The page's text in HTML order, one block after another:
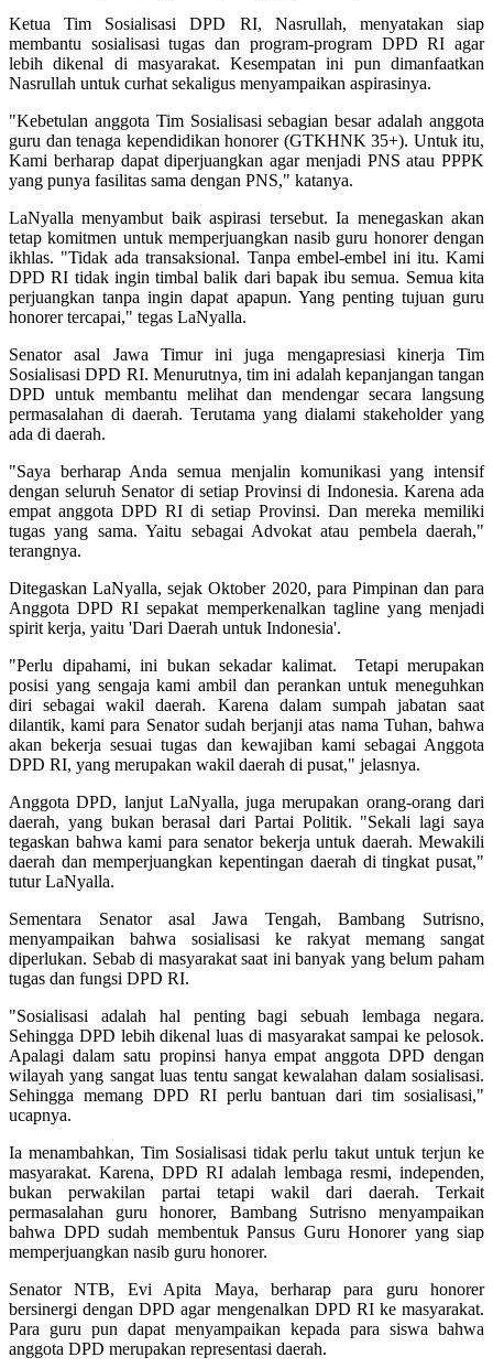
Ketua Tim Sosialisasi DPD RI, Nasrullah, menyatakan siap
membantu sosialisasi tugas dan program-program DPD RI agar
lebih dikenal di masyarakat. Kesempatan ini pun dimanfaatkan
Nasrullah untuk curhat sekaligus menyampaikan aspirasinya.
"Kebetulan anggota Tim Sosialisasi sebagian besar adalah anggota
guru dan tenaga kependidikan honorer (GTKHNK 35+). Untuk itu,
Kami berharap dapat diperjuangkan agar menjadi PNS atau PPPK
yang punya fasilitas sama dengan PNS," katanya.
LaNyalla menyambut baik aspirasi tersebut. Ia menegaskan akan
tetap komitmen untuk memperjuangkan nasib guru honorer dengan
ikhlas. "Tidak ada transaksional. Tanpa embel-embel ini itu. Kami
DPD RI tidak ingin timbal balik dari bapak ibu semua. Semua kita
perjuangkan tanpa ingin dapat apapun. Yang penting tujuan guru
honorer tercapai," tegas LaNyalla.
Senator asal Jawa Timur ini juga mengapresiasi kinerja Tim
Sosialisasi DPD RI. Menurutnya, tim ini adalah kepanjangan tangan
DPD untuk membantu melihat dan mendengar secara langsung
permasalahan di daerah. Terutama yang dialami stakeholder yang
ada di daerah.
"Saya berharap Anda semua menjalin komunikasi yang intensif
dengan seluruh Senator di setiap Provinsi di Indonesia. Karena ada
empat anggota DPD RI di setiap Provinsi. Dan mereka memiliki
tugas yang sama. Yaitu sebagai Advokat atau pembela daerah,"
terangnya.
Ditegaskan LaNyalla, sejak Oktober 2020, para Pimpinan dan para
Anggota DPD RI sepakat memperkenalkan tagline yang menjadi
spirit kerja, yaitu 'Dari Daerah untuk Indonesia'.
"Perlu dipahami, ini bukan sekadar kalimat. Tetapi merupakan
posisi yang sengaja kami ambil dan perankan untuk meneguhkan
diri sebagai wakil daerah. Karena dalam sumpah jabatan saat
dilantik, kami para Senator sudah berjanji atas nama Tuhan, bahwa
akan bekerja sesuai tugas dan kewajiban kami sebagai Anggota
DPD RI, yang merupakan wakil daerah di pusat," jelasnya.
Anggota DPD, lanjut LaNyalla, juga merupakan orang-orang dari
daerah, yang bukan berasal dari Partai Politik. "Sekali lagi saya
tegaskan bahwa kami para senator bekerja untuk daerah. Mewakili
daerah dan memperjuangkan kepentingan daerah di tingkat pusat,"
tutur LaNyalla.
Sementara Senator asal Jawa Tengah, Bambang Sutrisno,
menyampaikan bahwa sosialisasi ke rakyat memang sangat
diperlukan. Sebab di masyarakat saat ini banyak yang belum paham
tugas dan fungsi DPD RI.
"Sosialisasi adalah hal penting bagi sebuah lembaga negara.
Sehingga DPD lebih dikenal luas di masyarakat sampai ke pelosok.
Apalagi dalam satu propinsi hanya empat anggota DPD dengan
wilayah yang sangat luas tentu sangat kewalahan dalam sosialisasi.
Sehingga memang DPD RI perlu bantuan dari tim sosialisasi,"
ucapnya.
Ia menambahkan, Tim Sosialisasi tidak perlu takut untuk terjun ke
masyarakat. Karena, DPD RI adalah lembaga resmi, independen,
bukan perwakilan partai tetapi wakil dari daerah. Terkait
permasalahan guru honorer, Bambang Sutrisno menyampaikan
bahwa DPD sudah membentuk Pansus Guru Honorer yang siap
memperjuangkan nasib guru honorer.
Senator NTB, Evi Apita Maya, berharap para guru honorer
bersinergi dengan DPD agar mengenalkan DPD RI ke masyarakat.
Para guru pun dapat menyampaikan kepada para siswa bahwa
anggota DPD merupakan representasi daerah.